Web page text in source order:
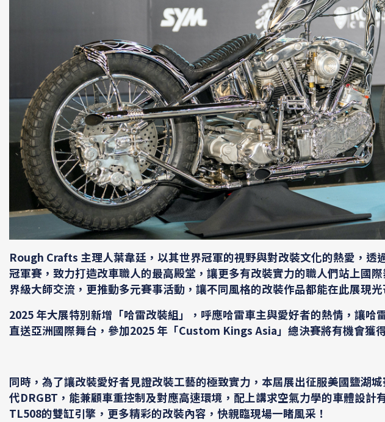
Rough Crafts 主理人葉韋廷，以其世界冠軍的視野與對改裝文化的熱愛，透
冠軍賽，致力打造改車職人的最高殿堂，讓更多有改裝實力的職人們站上國
界級大師交流，更推動多元賽事活動，讓不同風格的改裝作品都能在此展現光
2025 年大展特別新增「哈雷改裝組」，呼應哈雷車主與愛好者的熱情，讓哈
直送亞洲國際舞台，參加2025 年「Custom Kings Asia」總決賽將有機會獲
同時，為了讓改裝愛好者見證改裝工藝的極致實力，本屆展出征服美國鹽湖
代DRGBT，能兼顧車重控制及對應高速環境，配上講求空氣力學的車體設
TL508的雙缸引擎，更多精彩的改裝內容，快親臨現場一睹風采！